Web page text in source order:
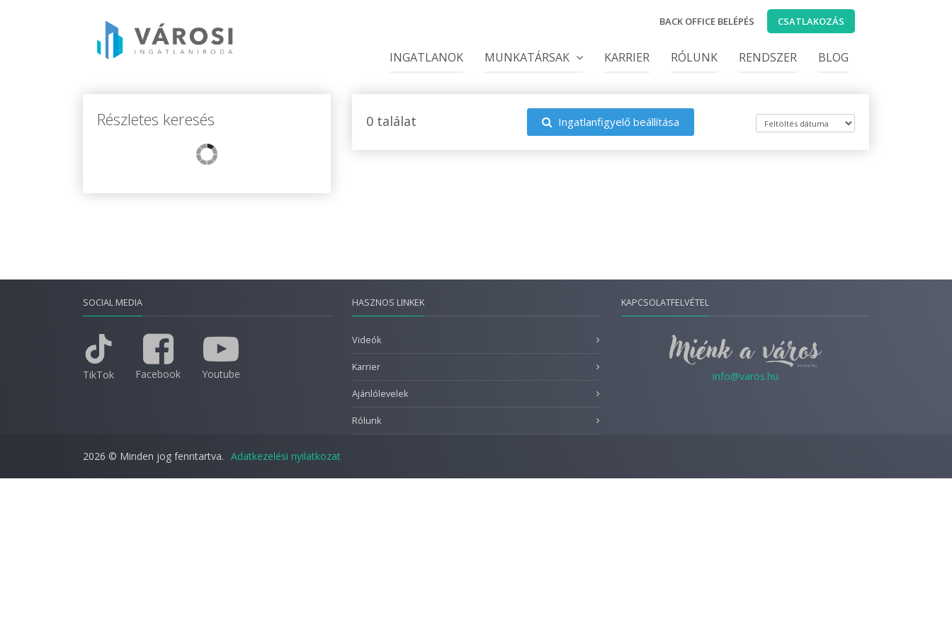
BACK OFFICE BELÉPÉS CSATLAKOZÁS
INGATLANOK MUNKATÁRSAK KARRIER RÓLUNK RENDSZER BLOG
Részletes keresés 0 találat Ingatlanfigyelő beállítása
SOCIAL MEDIA
TikTok Facebook Youtube
HASZNOS LINKEK
Videók
Karrier
Ajánlólevelek
Rólunk
KAPCSOLATFELVÉTEL
info@varos.hu
2026 © Minden jog fenntartva. Adatkezelési nyilatkozat